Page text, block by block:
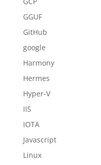
GGUF
GitHub
google
Harmony
Hermes
Hyper-V
IIS
IOTA
Javascript
Linux